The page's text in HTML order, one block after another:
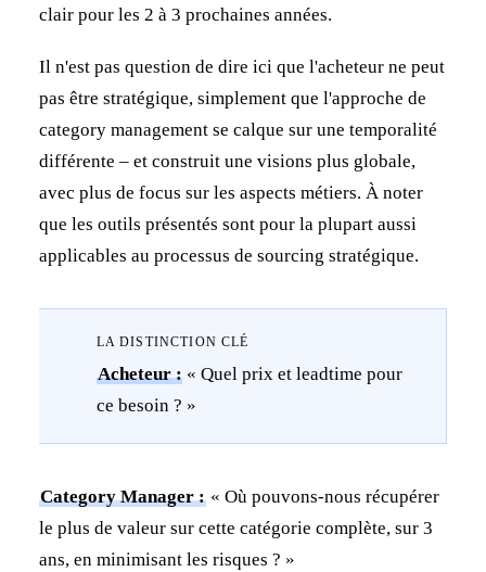
clair pour les 2 à 3 prochaines années.
Il n'est pas question de dire ici que l'acheteur ne peut
pas être stratégique, simplement que l'approche de
category management se calque sur une temporalité
différente – et construit une visions plus globale,
avec plus de focus sur les aspects métiers. À noter
que les outils présentés sont pour la plupart aussi
applicables au processus de sourcing stratégique.
LA DISTINCTION CLÉ
Acheteur : « Quel prix et leadtime pour
ce besoin ? »
Category Manager :« Où pouvons-nous récupérer
le plus de valeur sur cette catégorie complète, sur 3
ans, en minimisant les risques ? »